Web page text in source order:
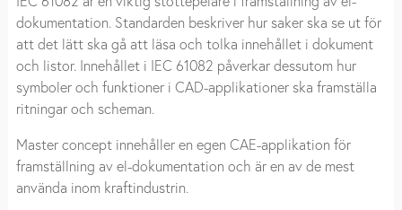
dokumentation. Standarden beskriver hur saker ska se ut för
att det lätt ska gå att läsa och tolka innehållet i dokument
och listor. Innehållet i IEC 61082 påverkar dessutom hur
symboler och funktioner i CAD-applikationer ska framställa
ritningar och scheman.
Master concept innehåller en egen CAE-applikation för
framställning av el-dokumentation och är en av de mest
använda inom kraftindustrin.